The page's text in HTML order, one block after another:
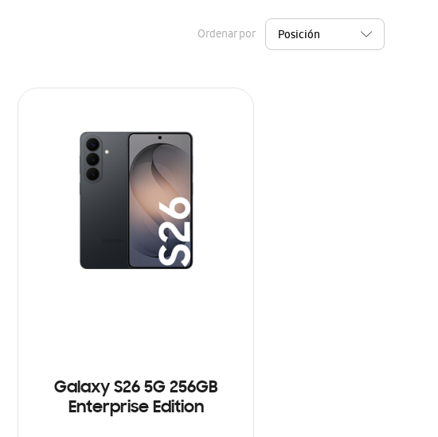
Ordenar por
Galaxy S26 5G 256GB
Enterprise Edition